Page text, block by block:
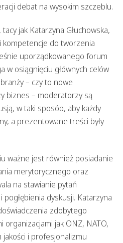
debat na wysokim szczeblu.
jak Katarzyna Głuchowska,
kompetencje do tworzenia
uporządkowanego forum
w osiągnięciu głównych celów
– czy to nowe
biznes – moderatorzy są
w taki sposób, aby każdy
a prezentowane treści były
ważne jest również posiadanie
merytorycznego oraz
na stawianie pytań
dyskusji. Katarzyna
zdobytego
organizacjami jak ONZ, NATO,
jakości i profesjonalizmu